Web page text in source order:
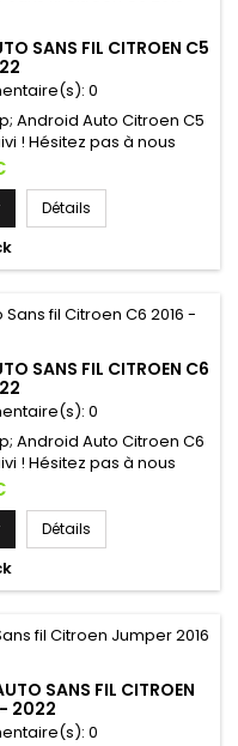
SANS FIL CITROEN C5
0
Android Auto Citroen C5
! Hésitez pas à nous
question !
Détails
SANS FIL CITROEN C6
0
Android Auto Citroen C6
! Hésitez pas à nous
question !
Détails
SANS FIL CITROEN
- 2022
0